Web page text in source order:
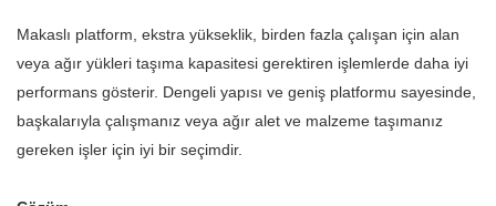
Makaslı platform, ekstra yükseklik, birden fazla çalışan için alan
veya ağır yükleri taşıma kapasitesi gerektiren işlemlerde daha iyi
performans gösterir. Dengeli yapısı ve geniş platformu sayesinde,
başkalarıyla çalışmanız veya ağır alet ve malzeme taşımanız
gereken işler için iyi bir seçimdir.